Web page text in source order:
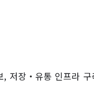
, 저장 ‧ 유통 인프라 구